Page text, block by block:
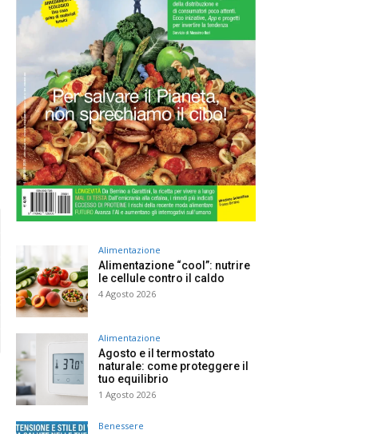
Alimentazione
Alimentazione “cool”: nutrire
le cellule contro il caldo
4 Agosto 2026
Alimentazione
Agosto e il termostato
naturale: come proteggere il
tuo equilibrio
1 Agosto 2026
Benessere